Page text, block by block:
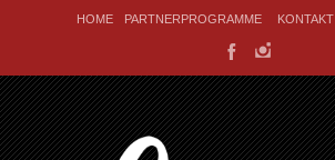
HOME PARTNERPROGRAMME KONTAKT